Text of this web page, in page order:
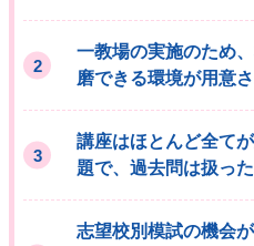
一教場の実施のため
磨できる環境が用意さ
講座はほとんど全て
題で、過去問は扱っ
志望校別模試の機会